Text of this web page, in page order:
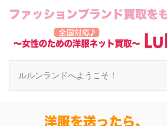
ルルンランドへようこそ！